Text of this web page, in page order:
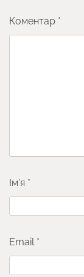
Коментар *
Ім'я *
Email *